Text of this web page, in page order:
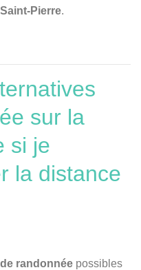
Pierre.
sur la
si je
la distance
randonnée possibles